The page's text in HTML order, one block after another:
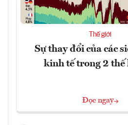
Thế giới
Sự thay đổi của các
kinh tế trong 2 thế
Đọc ngay